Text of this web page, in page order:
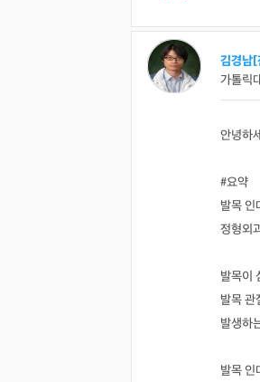
김경남[
가톨릭
안녕하
#요약
발목 인
정형외
발목이
발목 관
발생하
발목 인